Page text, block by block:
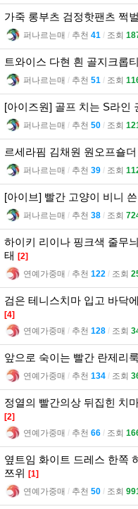
가죽 롱부츠 검정핫팬츠 쩍
퍼나르는매 l 추천 41 l 조회
트와이스 다현 흰 골지크롭
퍼나르는매 l 추천 51 l 조회
[아이즈원] 골프 치는 S라인
퍼나르는매 l 추천 50 l 조회
르세라핌 김채원 원오프숄
퍼나르는매 l 추천 39 l 조회
[아이브] 빨간 고양이 비니
퍼나르는매 l 추천 38 l 조회
하이키 리이나 핑크색 줄무
태 [2]
연예가중매 l 추천 122 l 조회
검은 테니스치마 입고 바닥
[4]
연예가중매 l 추천 128 l 조회
앞으로 숙이는 빨간 란제리
연예가중매 l 추천 134 l 조회
정열의 빨간의상 뒤집힌 치
[2]
연예가중매 l 추천 66 l 조회
옆트임 화이트 드레스 한쪽
쯔위 [1]
연예가중매 l 추천 50 l 조회